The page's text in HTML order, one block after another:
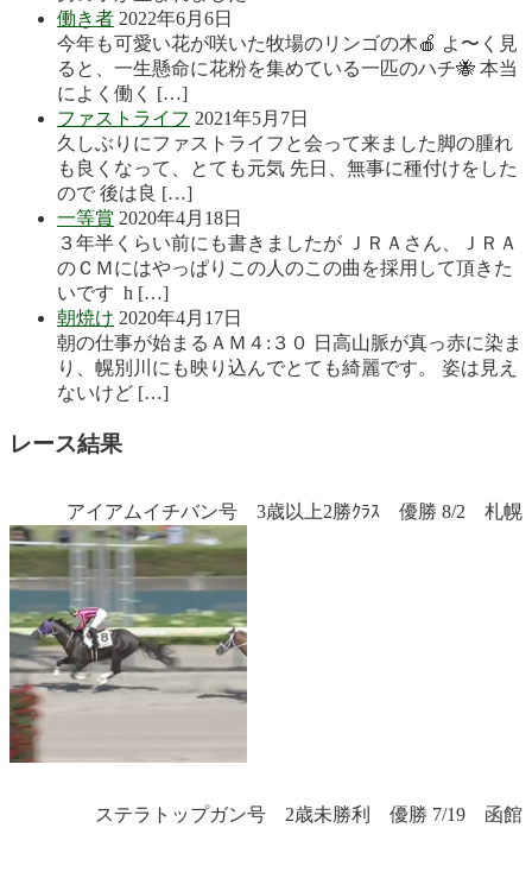
働き者 2022年6月6日
今年も可愛い花が咲いた牧場のリンゴの木🍎 よ〜く見
ると、一生懸命に花粉を集めている一匹のハチ🐝 本当
によく働く […]
ファストライフ 2021年5月7日
久しぶりにファストライフと会って来ました脚の腫れ
も良くなって、とても元気 先日、無事に種付けをした
ので 後は良 […]
一等賞 2020年4月18日
３年半くらい前にも書きましたが ＪＲＡさん、ＪＲＡ
のＣＭにはやっぱりこの人のこの曲を採用して頂きた
いです h […]
朝焼け 2020年4月17日
朝の仕事が始まるＡＭ４:３０ 日高山脈が真っ赤に染ま
り、幌別川にも映り込んでとても綺麗です。 姿は見え
ないけど […]
レース結果
アイアムイチバン号 3歳以上2勝ｸﾗｽ 優勝 8/2 札幌
ステラトップガン号 2歳未勝利 優勝 7/19 函館